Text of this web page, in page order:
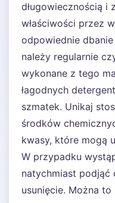
długowiecznością i
właściwości przez
odpowiednie
należy regularnie
wykonane z tego
łagodnych
szmatek. Unikaj
środków
kwasy, które mogą
W przypadku
natychmiast podjąć
usunięcie. Można